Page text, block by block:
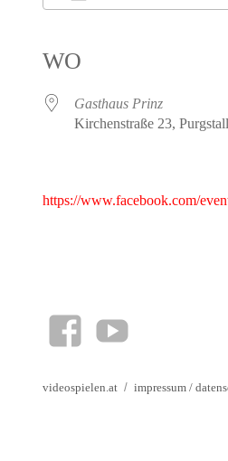
WO
Gasthaus Prinz
Kirchenstraße 23,
https://www.facebook.com/
facebookYouTube
videospielen.at impressum /